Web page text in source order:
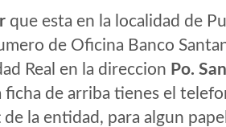
que esta en la localidad de
de Oficina Banco
Real en la direccion Po.
ficha de arriba tienes el
la entidad, para algun